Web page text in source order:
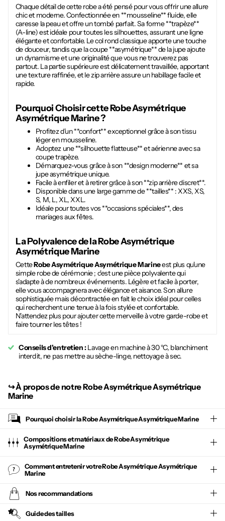
Chaque détail de cette robe a été pensé pour vous offrir une allure
chic et moderne. Confectionnée en **mousseline** fluide, elle
caresse la peau et offre un tombé parfait. Sa forme **trapèze**
(A-line) est idéale pour toutes les silhouettes, assurant une ligne
élégante et confortable. Le col rond classique apporte une touche
de douceur, tandis que la coupe **asymétrique** de la jupe ajoute
un dynamisme et une originalité que vous ne trouverez pas
partout. La partie supérieure est délicatement travaillée, apportant
une texture raffinée, et le zip arrière assure un habillage facile et
rapide.
Pourquoi Choisir cetteRobe Asymétrique
Asymétrique Marine?
Profitez d'un **confort** exceptionnel grâce à son tissu
léger en mousseline.
Adoptez une **silhouette flatteuse** et aérienne avec sa
coupe trapèze.
Démarquez-vous grâce à son **design moderne** et sa
jupe asymétrique unique.
Facile à enfiler et à retirer grâce à son **zip arrière discret**.
Disponible dans une large gamme de **tailles** : XXS, XS,
S, M, L, XL, XXL.
Idéale pour toutes vos **occasions spéciales**, des
mariages aux fêtes.
La Polyvalence de laRobe Asymétrique
Asymétrique Marine
CetteRobe Asymétrique Asymétrique Marineest plus qu'une
simple robe de cérémonie ; c'est une pièce polyvalente qui
s'adapte à de nombreux événements. Légère et facile à porter,
elle vous accompagnera avec élégance et aisance. Son allure
sophistiquée mais décontractée en fait le choix idéal pour celles
qui recherchent une tenue à la fois stylée et confortable.
N'attendez plus pour ajouter cette merveille à votre garde-robe et
faire tourner les têtes !
Conseils d'entretien :Lavage en machine à 30 °C, blanchiment
interdit, ne pas mettre au sèche-linge, nettoyage à sec.
↪︎À propos de notre Robe Asymétrique Asymétrique
Marine
Pourquoi choisir laRobe Asymétrique Asymétrique Marine
Compositions et matériaux de Robe Asymétrique
Asymétrique Marine
Comment entretenir votreRobe Asymétrique Asymétrique
Marine
Nos recommandations
Guide des tailles